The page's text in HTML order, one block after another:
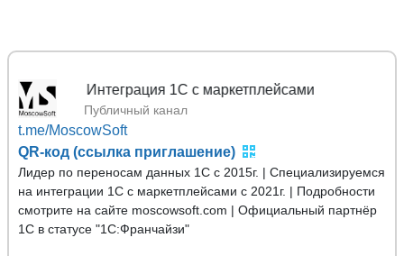
Публичный канал
t.me/MoscowSoft
QR-код (ссылка приглашение)
Лидер по переносам данных 1С с 2015г. | Специализируемся
на интеграции 1С с маркетплейсами с 2021г. | Подробности
смотрите на сайте moscowsoft.com | Официальный партнёр
1С в статусе "1С:Франчайзи"